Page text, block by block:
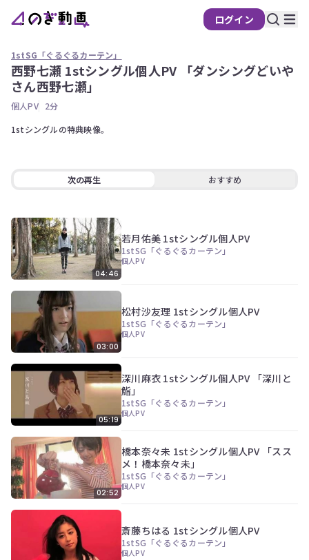
ログイン
ぎ
動
画
有
料
会
1stSG「ぐるぐるカーテン」
西野七瀬 1stシングル個人PV 「ダンシングどいや
さん西野七瀬」
個人PV 2分
1stシングルの特典映像。
次の再生 おすすめ
04:46
若月佑美 1stシングル個人PV
1stSG「ぐるぐるカーテン」
個人PV
03:00
松村沙友理 1stシングル個人PV
1stSG「ぐるぐるカーテン」
個人PV
05:19
深川麻衣 1stシングル個人PV 「深川と
鮨」
1stSG「ぐるぐるカーテン」
個人PV
02:52
橋本奈々未 1stシングル個人PV 「スス
メ！橋本奈々未」
1stSG「ぐるぐるカーテン」
個人PV
斎藤ちはる 1stシングル個人PV
1stSG「ぐるぐるカーテン」
個人PV